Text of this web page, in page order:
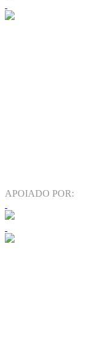
APOIADO POR: